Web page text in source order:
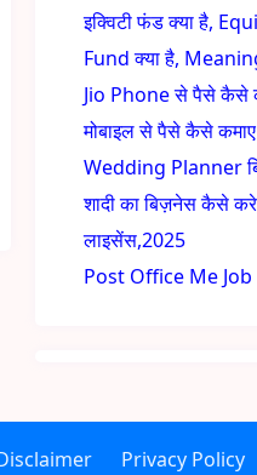
इक्विटी फंड क्या है,
Fund क्या है,
Jio Phone से पैसे कैसे
मोबाइल से पैसे कैसे कमाए
Wedding Planner
शादी का बिज़नेस कैसे
लाइसेंस,2025
Post Office Me Job
Privacy Policy